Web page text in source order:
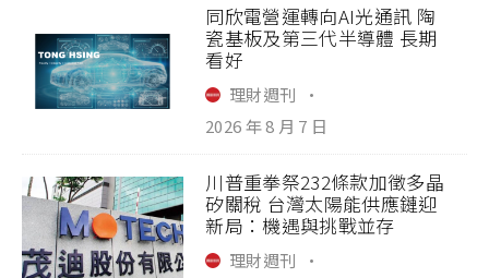
同欣電營運轉向AI光通訊 陶
瓷基板及第三代半導體 長期
看好
理財週刊
·
2026 年 8 月 7 日
川普重拳祭232條款加徵多晶
矽關稅 台灣太陽能供應鏈迎
新局：機遇與挑戰並存
理財週刊
·